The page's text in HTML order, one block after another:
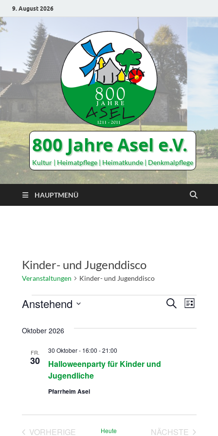
9. August 2026
800 Jahre Asel e.V.
Kultur | Heimatpflege | Heimatkunde | Denkmalpflege
HAUPTMENÜ
Kinder- und Jugenddisco
Veranstaltungen Kinder- und Jugenddisco
Suche
SUCHE
LISTE
Anstehend
wählen.
Oktober 2026
FR.
30
Halloweenparty für Kinder und
Jugendliche
30 Oktober - 16:00 -21:00
Pfarrheim Asel
VORHERIGE Heute NÄCHSTE